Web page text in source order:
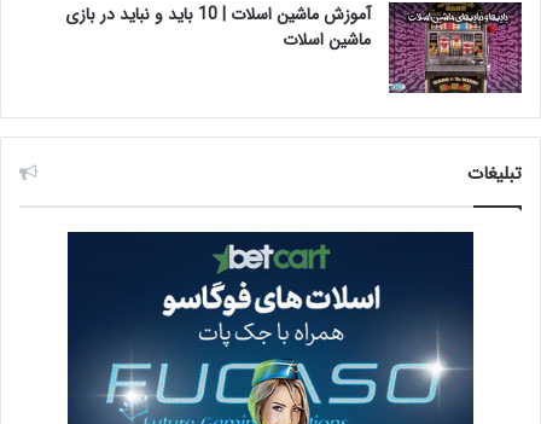
آموزش ماشین اسلات | 10 باید و نباید در بازی
ماشین اسلات
تبلیغات